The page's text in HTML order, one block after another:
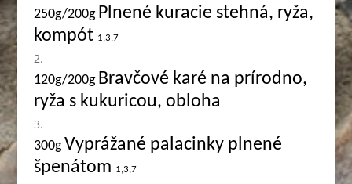
250g/200g Plnené kuracie stehná, ryža,
kompót 1,3,7
120g/200g Bravčové karé na prírodno,
ryža s kukuricou, obloha
300gVyprážané palacinky plnené
špenátom 1,3,7